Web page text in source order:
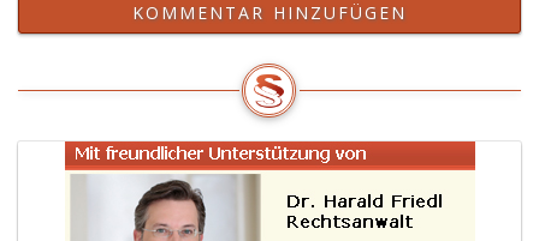
KOMMENTAR HINZUFÜGEN